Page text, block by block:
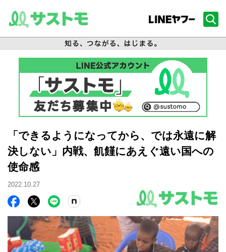
「できるようになってから、では永遠に解
決しない」内戦、飢饉にあえぐ遠い国への
使命感
2022.10.27